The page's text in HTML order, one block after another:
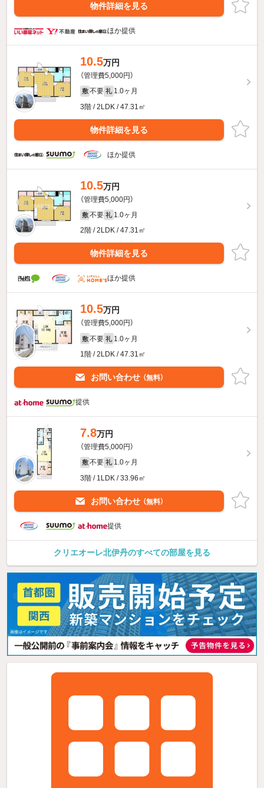
物件詳細を見る
ほか提供
10.5万円
（管理費5,000円）
敷 不要 礼 1.0ヶ月
3階 / 2LDK / 47.31㎡
物件詳細を見る
ほか提供
10.5万円
（管理費5,000円）
敷 不要 礼 1.0ヶ月
2階 / 2LDK / 47.31㎡
物件詳細を見る
ほか提供
10.5万円
（管理費5,000円）
敷 不要 礼 1.0ヶ月
1階 / 2LDK / 47.31㎡
お問い合わせ （無料）
提供
7.8万円
（管理費5,000円）
敷 不要 礼 1.0ヶ月
3階 / 1LDK / 33.96㎡
お問い合わせ （無料）
提供
クリエオーレ北伊丹のすべての部屋を見る